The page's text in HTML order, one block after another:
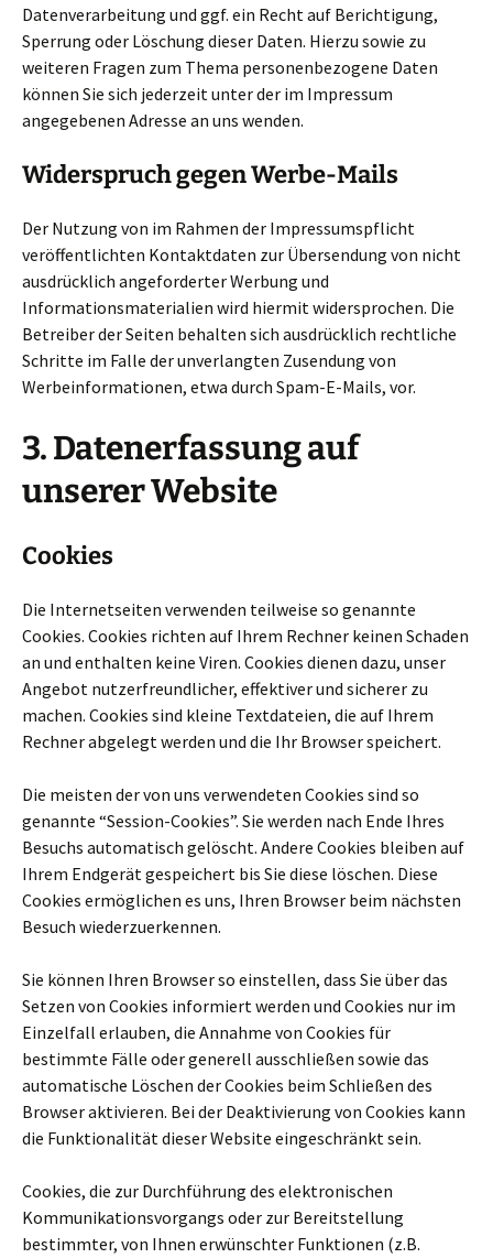
Datenverarbeitung und ggf. ein Recht auf Berichtigung,
Sperrung oder Löschung dieser Daten. Hierzu sowie zu
weiteren Fragen zum Thema personenbezogene Daten
können Sie sich jederzeit unter der im Impressum
angegebenen Adresse an uns wenden.
Widerspruch gegen Werbe-Mails
Der Nutzung von im Rahmen der Impressumspflicht
veröffentlichten Kontaktdaten zur Übersendung von nicht
ausdrücklich angeforderter Werbung und
Informationsmaterialien wird hiermit widersprochen. Die
Betreiber der Seiten behalten sich ausdrücklich rechtliche
Schritte im Falle der unverlangten Zusendung von
Werbeinformationen, etwa durch Spam-E-Mails, vor.
3. Datenerfassung auf
unserer Website
Cookies
Die Internetseiten verwenden teilweise so genannte
Cookies. Cookies richten auf Ihrem Rechner keinen Schaden
an und enthalten keine Viren. Cookies dienen dazu, unser
Angebot nutzerfreundlicher, effektiver und sicherer zu
machen. Cookies sind kleine Textdateien, die auf Ihrem
Rechner abgelegt werden und die Ihr Browser speichert.
Die meisten der von uns verwendeten Cookies sind so
genannte “Session-Cookies”. Sie werden nach Ende Ihres
Besuchs automatisch gelöscht. Andere Cookies bleiben auf
Ihrem Endgerät gespeichert bis Sie diese löschen. Diese
Cookies ermöglichen es uns, Ihren Browser beim nächsten
Besuch wiederzuerkennen.
Sie können Ihren Browser so einstellen, dass Sie über das
Setzen von Cookies informiert werden und Cookies nur im
Einzelfall erlauben, die Annahme von Cookies für
bestimmte Fälle oder generell ausschließen sowie das
automatische Löschen der Cookies beim Schließen des
Browser aktivieren. Bei der Deaktivierung von Cookies kann
die Funktionalität dieser Website eingeschränkt sein.
Cookies, die zur Durchführung des elektronischen
Kommunikationsvorgangs oder zur Bereitstellung
bestimmter, von Ihnen erwünschter Funktionen (z.B.